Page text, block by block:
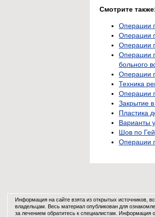
Смотрите
Операции
Операции
Операции
Операции
больного
Операции
Техника
Операции
Закрытие
Пластика
Варианты
Шов по
Операции
Информация на сайте взята из открытых источников,
владельцам. Весь материал опубликован для
за лечением обратитесь к специалистам. Информация